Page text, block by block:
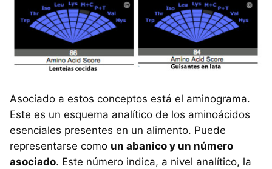
Asociado a estos conceptos está el aminograma.
Este es un esquema analítico de los aminoácidos
esenciales presentes en un alimento. Puede
representarse como un abanico y un número
asociado. Este número indica, a nivel analítico, la